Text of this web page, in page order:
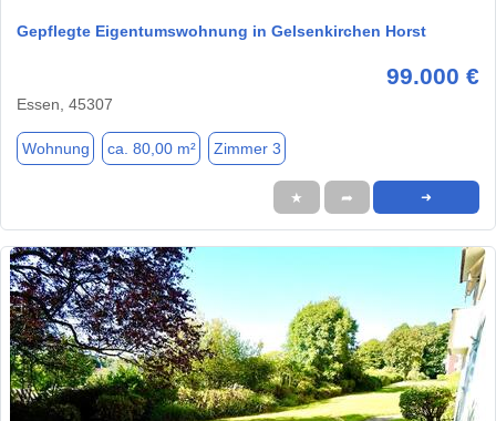
Gepflegte Eigentumswohnung in Gelsenkirchen Horst
99.000 €
Essen, 45307
Wohnung ca. 80,00 m² Zimmer 3
★ ➦ ➜